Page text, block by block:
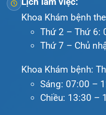
Liên hệ
© Bệnh viện đa khoa Quốc tế